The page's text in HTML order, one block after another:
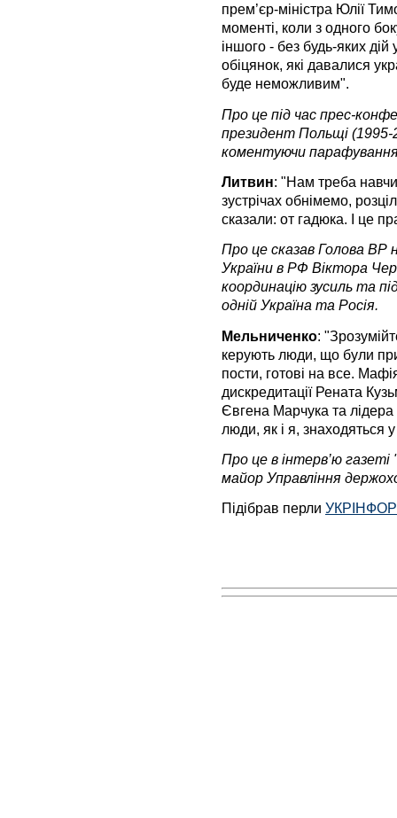
прем’єр-міністра Юлії
моменті, коли з одного
іншого - без будь-яких
обіцянок, які давалися
буде неможливим".
Про це під час прес-
президент Польщі (1995-
коментуючи
Литвин: "Нам треба
зустрічах обнімемо,
сказали: от гадюка. І це
Про це сказав Голова ВР
України в РФ Віктора
координацію зусиль та
одній Україна та Росія.
Мельниченко:
керують люди, що були
пости, готові на все.
дискредитації Рената
Євгена Марчука та лідера
люди, як і я, знаходяться
Про це в інтерв’ю
майор Управління
Підібрав перли